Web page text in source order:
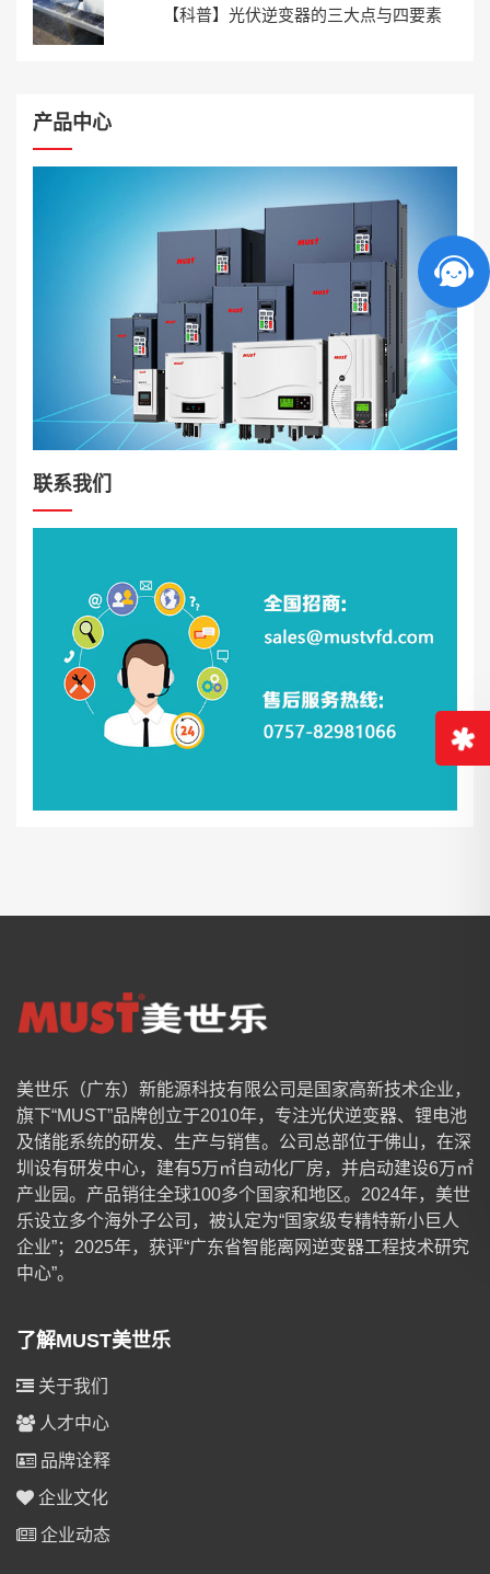
【科普】光伏逆变器的三大点与四要素
产品中心
联系我们
美世乐（广东）新能源科技有限公司是国家高新技术企业，
旗下“MUST”品牌创立于2010年，专注光伏逆变器、锂电池
及储能系统的研发、生产与销售。公司总部位于佛山，在深
圳设有研发中心，建有5万㎡自动化厂房，并启动建设6万㎡
产业园。产品销往全球100多个国家和地区。2024年，美世
乐设立多个海外子公司，被认定为“国家级专精特新小巨人
企业”；2025年，获评“广东省智能离网逆变器工程技术研究
中心”。
了解MUST美世乐
关于我们
人才中心
品牌诠释
企业文化
企业动态